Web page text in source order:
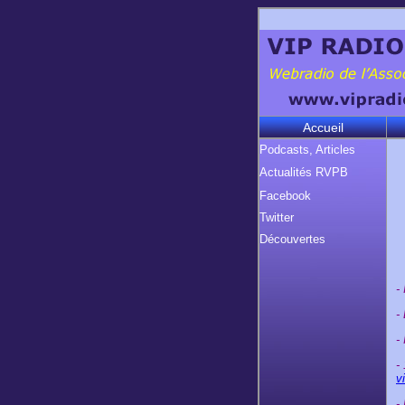
Accueil
Podcasts, Articles
Actualités RVPB
Facebook
Twitter
Découvertes
-
-
-
-